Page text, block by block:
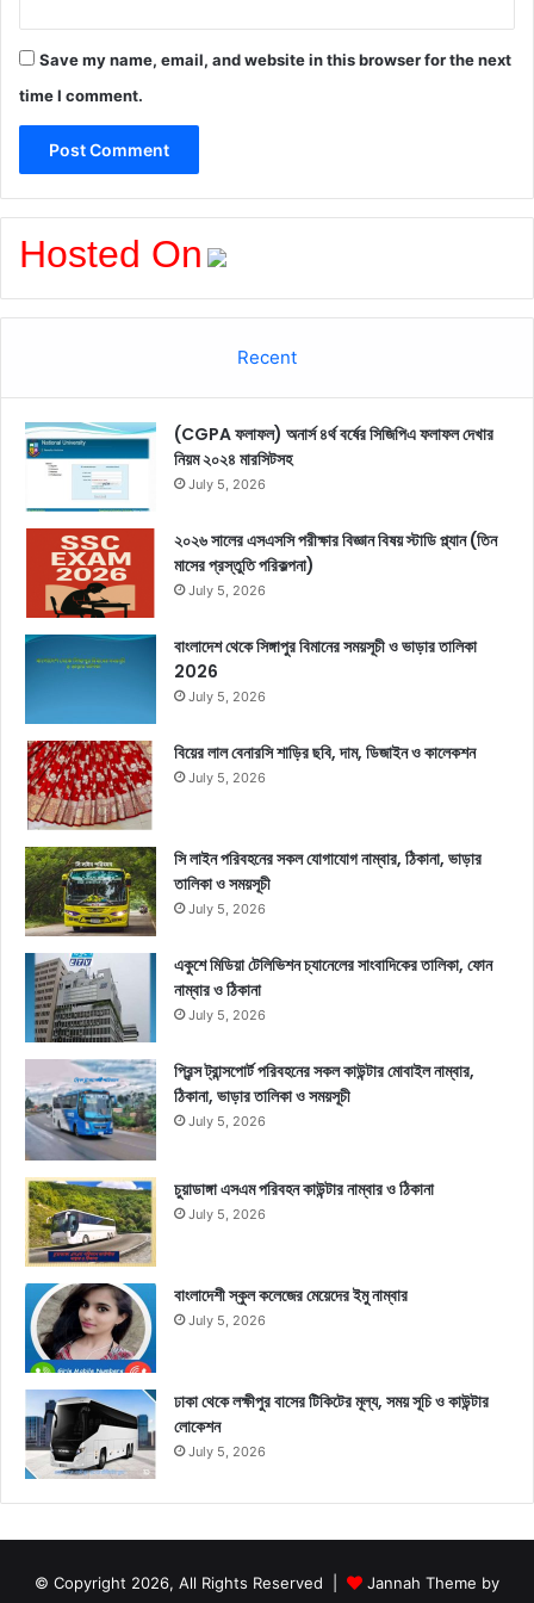
Save my name, email, and website in this browser for the next
time I comment.
Hosted On
Recent
(CGPA ফলাফল) অনার্স ৪র্থ বর্ষের সিজিপিএ ফলাফল দেখার
নিয়ম ২০২৪ মারসিটসহ
July 5, 2026
২০২৬ সালের এসএসসি পরীক্ষার বিজ্ঞান বিষয় স্টাডি প্ল্যান (তিন
মাসের প্রস্তুতি পরিকল্পনা)
July 5, 2026
বাংলাদেশ থেকে সিঙ্গাপুর বিমানের সময়সূচী ও ভাড়ার তালিকা
2026
July 5, 2026
বিয়ের লাল বেনারসি শাড়ির ছবি, দাম, ডিজাইন ও কালেকশন
July 5, 2026
সি লাইন পরিবহনের সকল যোগাযোগ নাম্বার, ঠিকানা, ভাড়ার
তালিকা ও সময়সূচী
July 5, 2026
একুশে মিডিয়া টেলিভিশন চ্যানেলের সাংবাদিকের তালিকা, ফোন
নাম্বার ও ঠিকানা
July 5, 2026
প্রিন্স ট্রান্সপোর্ট পরিবহনের সকল কাউন্টার মোবাইল নাম্বার,
ঠিকানা, ভাড়ার তালিকা ও সময়সূচী
July 5, 2026
চুয়াডাঙ্গা এসএম পরিবহন কাউন্টার নাম্বার ও ঠিকানা
July 5, 2026
বাংলাদেশী স্কুল কলেজের মেয়েদের ইমু নাম্বার
July 5, 2026
ঢাকা থেকে লক্ষীপুর বাসের টিকিটের মূল্য, সময় সূচি ও কাউন্টার
লোকেশন
July 5, 2026
© Copyright 2026, All Rights Reserved | Jannah Theme by